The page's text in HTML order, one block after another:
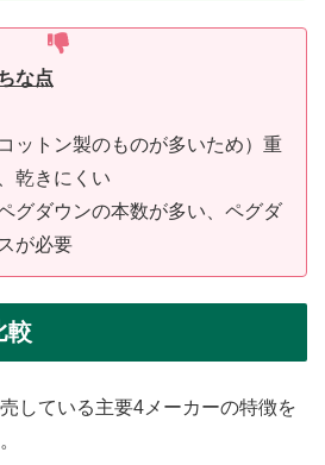
な点
ットン製のものが多いため）重
乾きにくい
グダウンの本数が多い、ペグダ
が必要
較
している主要4メーカーの特徴を